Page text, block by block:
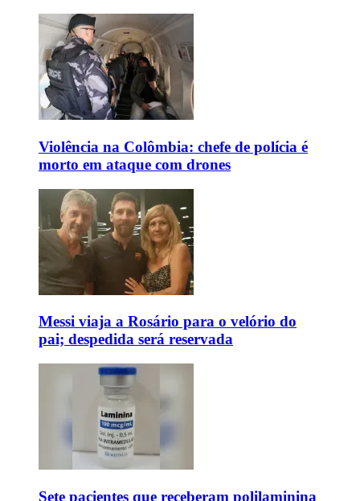
Violência na Colômbia: chefe de polícia é
morto em ataque com drones
Messi viaja a Rosário para o velório do
pai; despedida será reservada
Sete pacientes que receberam polilaminina